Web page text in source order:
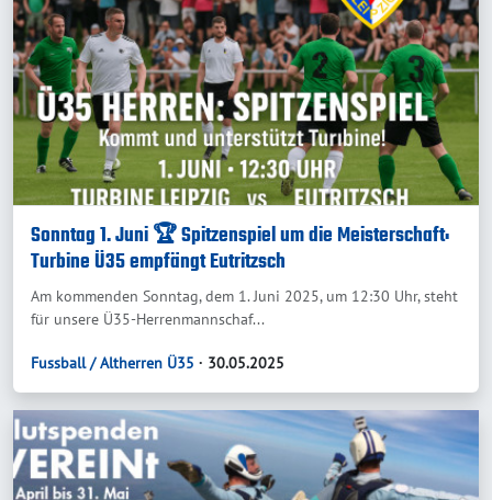
Sonntag 1. Juni 🏆 Spitzenspiel um die Meisterschaft:
Turbine Ü35 empfängt Eutritzsch
Am kommenden Sonntag, dem 1. Juni 2025, um 12:30 Uhr, steht
für unsere Ü35-Herrenmannschaf...
Fussball / Altherren Ü35 ∙ 30.05.2025